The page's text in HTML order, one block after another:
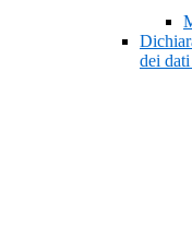
dei dati